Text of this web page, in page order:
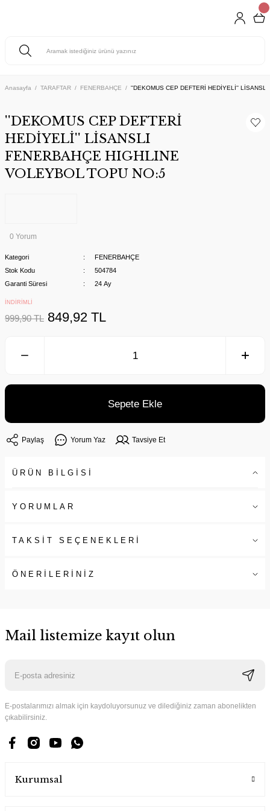
Anasayfa TARAFTAR FENERBAHÇE ''DEKOMUS CEP DEFTERİ HEDİYELİ''
''DEKOMUS CEP DEFTERİ
HEDİYELİ'' LİSANSLI
FENERBAHÇE HIGHLINE
VOLEYBOL TOPU NO:5
0 Yorum
Kategori
FENERBAHÇE
Stok Kodu
504784
Garanti Süresi
24 Ay
İNDİRİMLİ
999,90 TL 849,92 TL
Sepete Ekle
Paylaş Yorum Yaz Tavsiye Et
ÜRÜN BİLGİSİ
YORUMLAR
TAKSİT SEÇENEKLERİ
ÖNERİLERİNİZ
Mail listemize kayıt olun
E-postalarımızı almak için kaydoluyorsunuz ve dilediğiniz zaman abonelikten
çıkabilirsiniz.
Kurumsal